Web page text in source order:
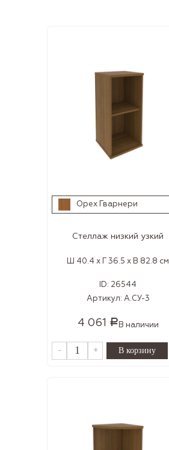
Орех Гварнери
Стеллаж низкий узкий
Ш 40.4 x Г 36.5 x В 82.8 см
ID: 26544
Артикул: А.СУ-3
4 061 Р В наличии
- +